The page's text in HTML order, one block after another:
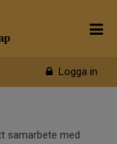
Logga in
samarbete med